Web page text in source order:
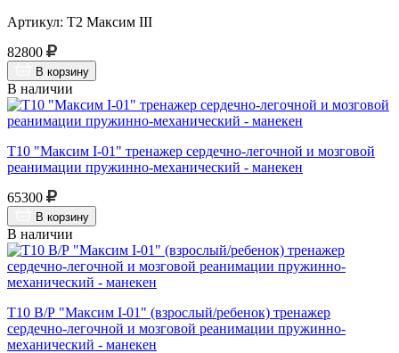
Артикул: Т2 Максим III
82800
В корзину
В наличии
Т10 "Максим I-01" тренажер сердечно-легочной и мозговой
реанимации пружинно-механический - манекен
65300
В корзину
В наличии
Т10 В/Р "Максим I-01" (взрослый/ребенок) тренажер
сердечно-легочной и мозговой реанимации пружинно-
механический - манекен